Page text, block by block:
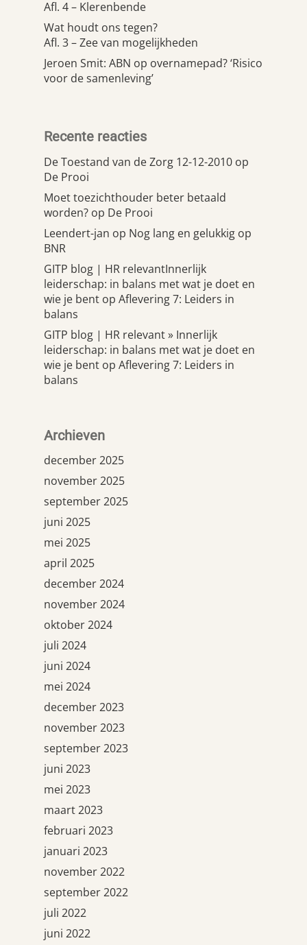
Afl. 4 – Klerenbende
Wat houdt ons tegen?
Afl. 3 – Zee van mogelijkheden
Jeroen Smit: ABN op overnamepad? ‘Risico
voor de samenleving’
Recente reacties
De Toestand van de Zorg 12-12-2010 op
De Prooi
Moet toezichthouder beter betaald
worden? op De Prooi
Leendert-jan op Nog lang en gelukkig op
BNR
GITP blog | HR relevantInnerlijk
leiderschap: in balans met wat je doet en
wie je bent op Aflevering 7: Leiders in
balans
GITP blog | HR relevant » Innerlijk
leiderschap: in balans met wat je doet en
wie je bent op Aflevering 7: Leiders in
balans
Archieven
december 2025
november 2025
september 2025
juni 2025
mei 2025
april 2025
december 2024
november 2024
oktober 2024
juli 2024
juni 2024
mei 2024
december 2023
november 2023
september 2023
juni 2023
mei 2023
maart 2023
februari 2023
januari 2023
november 2022
september 2022
juli 2022
juni 2022